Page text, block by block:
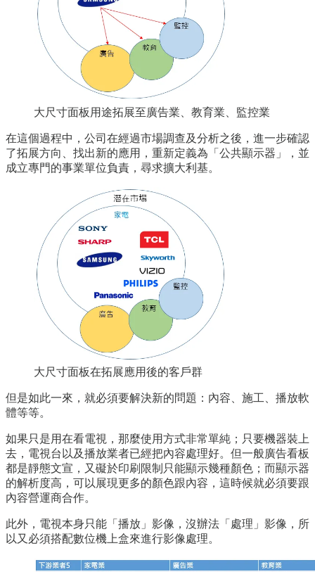
大尺寸面板用途拓展至廣告業、教育業、監控業
在這個過程中，公司在經過市場調查及分析之後，進一步確認
了拓展方向、找出新的應用，重新定義為「公共顯示器」，並
成立專門的事業單位負責，尋求擴大利基。
大尺寸面板在拓展應用後的客戶群
但是如此一來，就必須要解決新的問題：內容、施工、播放軟
體等等。
如果只是用在看電視，那麼使用方式非常單純；只要機器裝上
去，電視台以及播放業者已經把內容處理好。但一般廣告看板
都是靜態文宣，又礙於印刷限制只能顯示幾種顏色；而顯示器
的解析度高，可以展現更多的顏色跟內容，這時候就必須要跟
內容營運商合作。
此外，電視本身只能「播放」影像，沒辦法「處理」影像，所
以又必須搭配數位機上盒來進行影像處理。